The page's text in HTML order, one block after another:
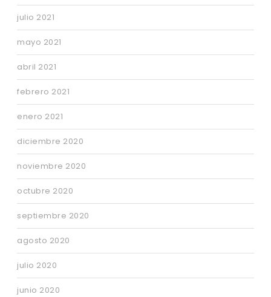
julio 2021
mayo 2021
abril 2021
febrero 2021
enero 2021
diciembre 2020
noviembre 2020
octubre 2020
septiembre 2020
agosto 2020
julio 2020
junio 2020